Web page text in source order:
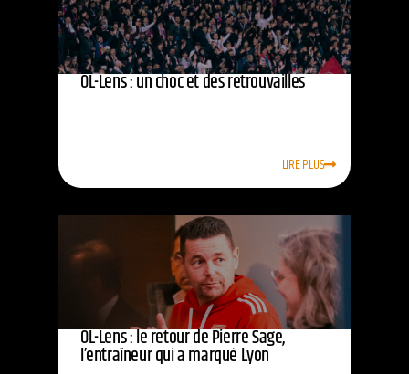
OL-Lens : un choc et des retrouvailles
LIRE PLUS
OL-Lens : le retour de Pierre Sage,
l’entraîneur qui a marqué Lyon